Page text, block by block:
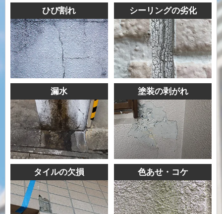
ひび割れ シーリングの劣化
漏水 塗装の剥がれ
タイルの欠損 色あせ・コケ